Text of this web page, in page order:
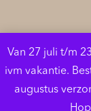
Van 27 juli t/m
ivm vakantie.
augustus
Cookies helpen
Door gebruik
akkoord met